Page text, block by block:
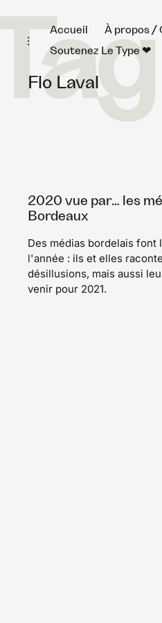
Skip
to
content
toggle
open/close
sidebar
Accueil À propos /
Soutenez Le Type ❤︎
Flo Laval
2020 vue par… les
Bordeaux
Des médias bordelais font
l'année : ils et elles
désillusions, mais aussi
venir pour 2021.